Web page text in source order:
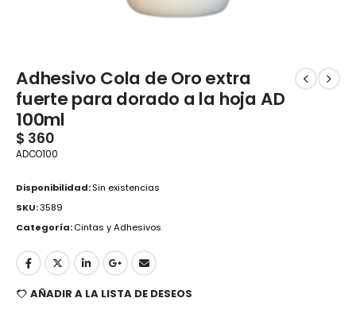
Adhesivo Cola de Oro extra
fuerte para dorado a la hoja AD
100ml
$ 360
ADCO100
Disponibilidad:Sin existencias
SKU:3589
Categoría:Cintas y Adhesivos
AÑADIR A LA LISTA DE DESEOS